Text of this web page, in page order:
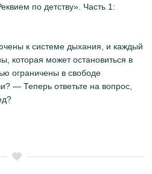
по детству». Часть 1:
к системе дыхания, и каждый
которая может остановиться в
ограничены в свободе
— Теперь ответьте на вопрос,